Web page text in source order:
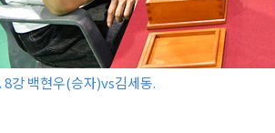
강 백현우(승자)vs김세동.